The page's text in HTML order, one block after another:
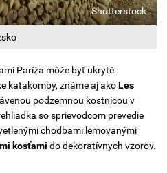
Shutterstock
Paríža môže byť ukryté
katakomby, známe aj akoLes
podzemnou kostnicou v
so sprievodcom prevedie
chodbami lemovanými
kosťami do dekoratívnych vzorov.